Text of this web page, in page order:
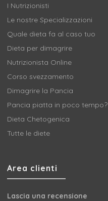
I Nutrizionisti
Le nostre Specializzazioni
Quale dieta fa al caso tuo
Dieta per dimagrire
Nutrizionista Online
Corso svezzamento
Dimagrire la Pancia
Pancia piatta in poco tempo?
Dieta Chetogenica
Tutte le diete
Area clienti
Lascia una recensione